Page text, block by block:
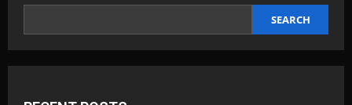
Usai
PSBS
SEARCH